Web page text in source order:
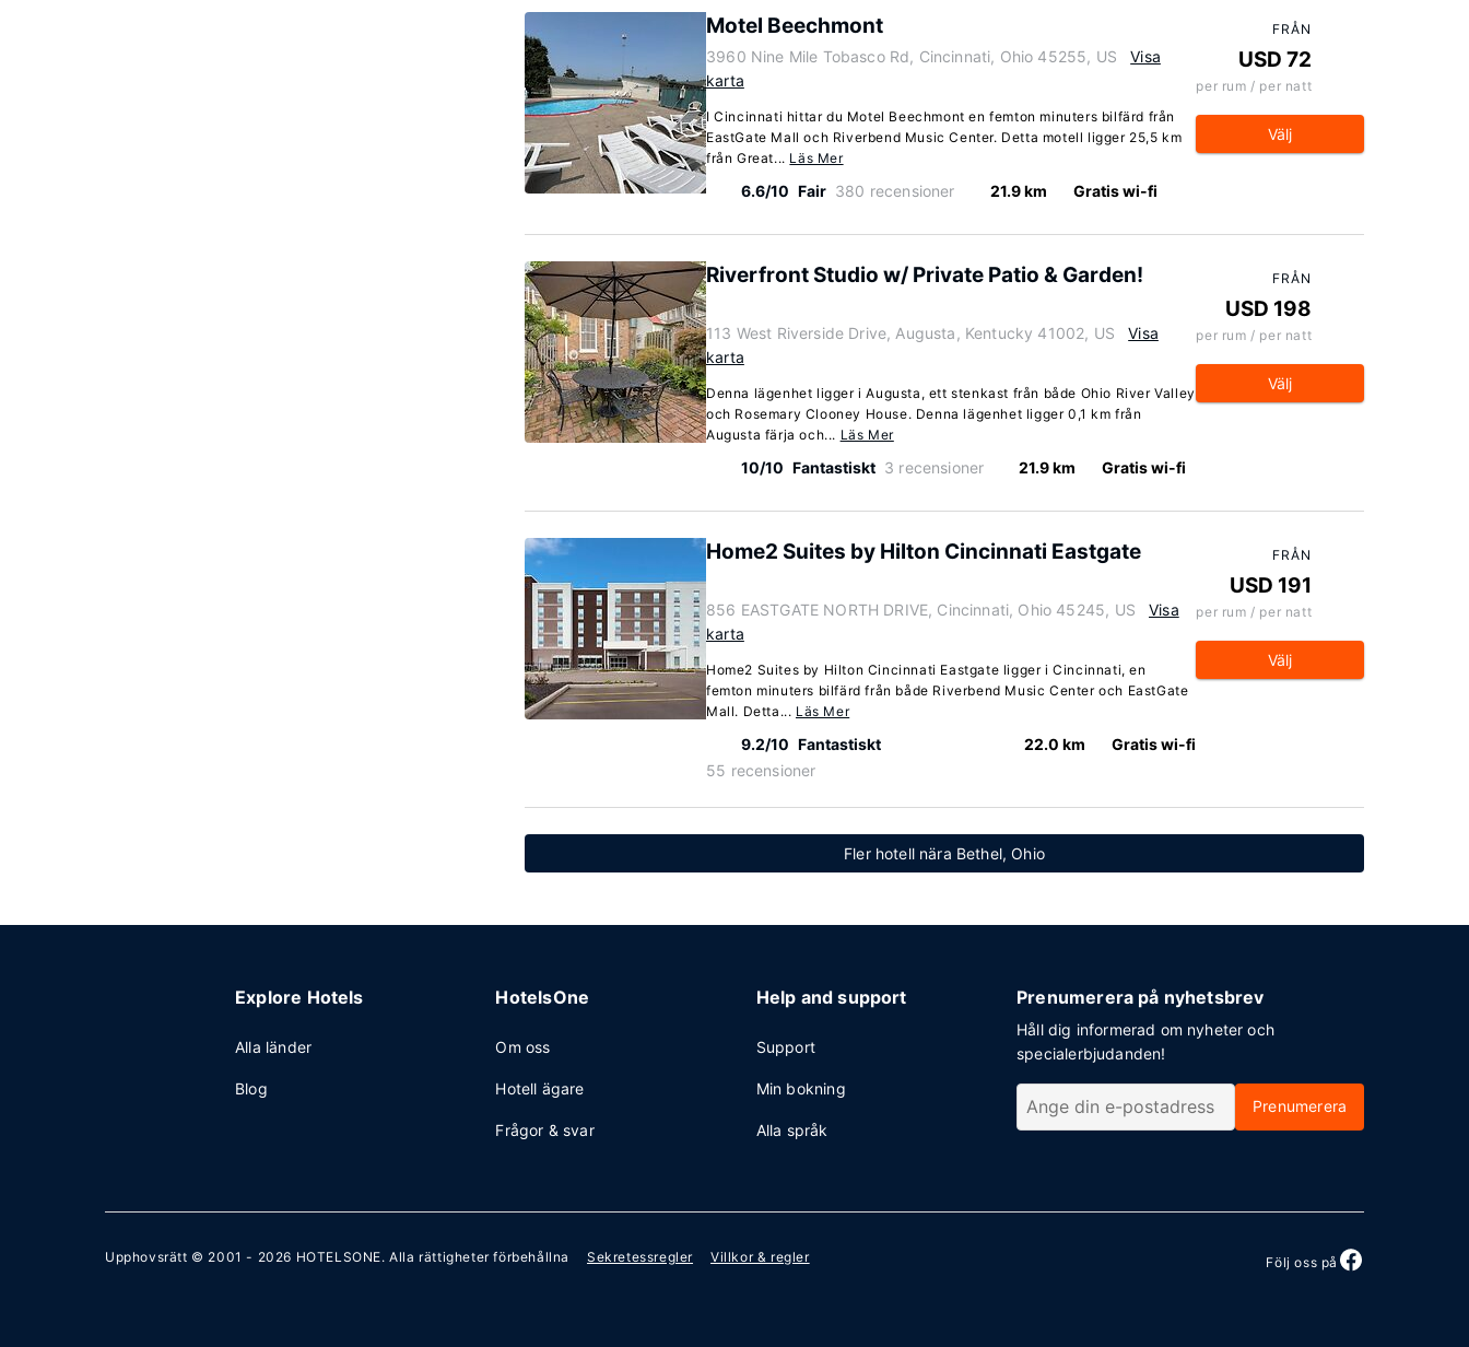
Motel Beechmont
3960 Nine Mile Tobasco Rd, Cincinnati, Ohio 45255, US
Visa
karta
I Cincinnati hittar du Motel Beechmont en femton minuters bilfärd från
EastGate Mall och Riverbend Music Center. Detta motell ligger 25,5 km
från Great... Läs Mer
6.6/10 Fair 380 recensioner 21.9 km Gratis wi-fi
FRÅN
USD 72
per rum / per natt
Välj
Riverfront Studio w/ Private Patio & Garden!
113 West Riverside Drive, Augusta, Kentucky 41002, US
Visa
karta
Denna lägenhet ligger i Augusta, ett stenkast från både Ohio River Valley
och Rosemary Clooney House. Denna lägenhet ligger 0,1 km från
Augusta färja och... Läs Mer
10/10 Fantastiskt 3 recensioner 21.9 km Gratis wi-fi
FRÅN
USD 198
per rum / per natt
Välj
Home2 Suites by Hilton Cincinnati Eastgate
856 EASTGATE NORTH DRIVE, Cincinnati, Ohio 45245, US
Visa
karta
Home2 Suites by Hilton Cincinnati Eastgate ligger i Cincinnati, en
femton minuters bilfärd från både Riverbend Music Center och EastGate
Mall. Detta... Läs Mer
9.2/10 Fantastiskt
55 recensioner
22.0 km Gratis wi-fi
FRÅN
USD 191
per rum / per natt
Välj
Fler hotell nära Bethel, Ohio
Explore Hotels
Alla länder
Blog
HotelsOne
Om oss
Hotell ägare
Frågor & svar
Help and support
Support
Min bokning
Alla språk
Prenumerera på nyhetsbrev
Håll dig informerad om nyheter och
specialerbjudanden!
Prenumerera
Upphovsrätt © 2001 - 2026 HOTELSONE. Alla rättigheter förbehållna Sekretessregler Villkor & regler Följ oss på